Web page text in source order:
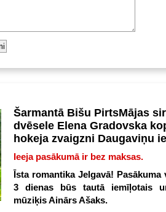
Šarmantā Bišu PirtsMājas
dvēsele Elena Gradovska
hokeja zvaigzni Daugaviņu
Ieeja pasākumā ir bez maksas.
Īsta romantika Jelgavā! Pasākuma
3 dienas būs tautā iemīļotais
mūziķis Ainārs Ašaks.